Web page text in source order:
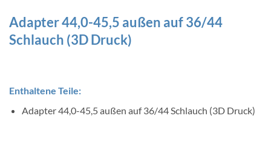
Adapter 44,0-45,5 außen auf 36/44
Schlauch (3D Druck)
Enthaltene Teile:
Adapter 44,0-45,5 außen auf 36/44 Schlauch (3D Druck)